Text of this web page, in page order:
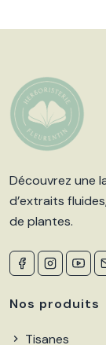
Découvrez une
d’extraits
de plantes.
Nos produits
Tisanes